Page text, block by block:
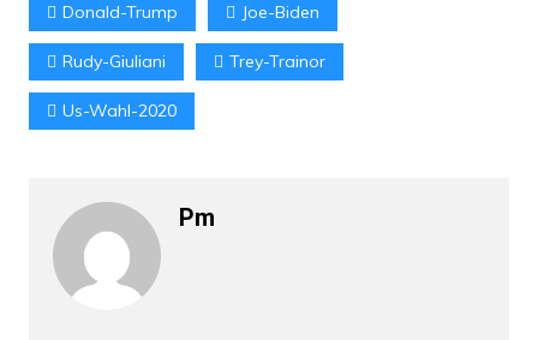
Donald-Trump Joe-Biden
Rudy-Giuliani Trey-Trainor
Us-Wahl-2020
Pm